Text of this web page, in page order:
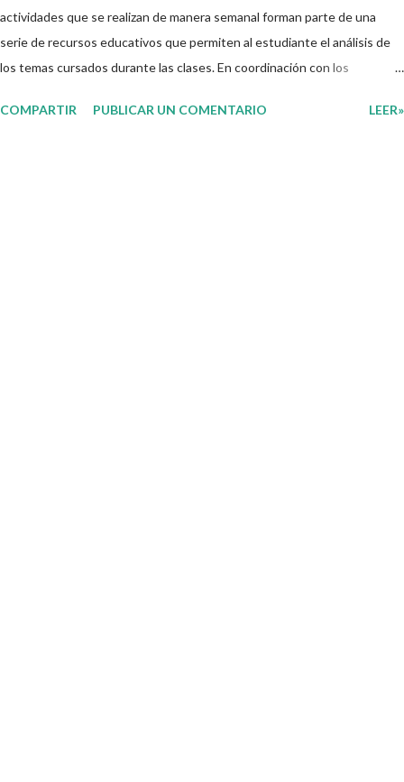
actividades que se realizan de manera semanal forman parte de una
serie de recursos educativos que permiten al estudiante el análisis de
los temas cursados durante las clases. En coordinación con los
su interés con el material que les compartimos para que así, mediante
COMPARTIR PUBLICAR UN COMENTARIO LEER»